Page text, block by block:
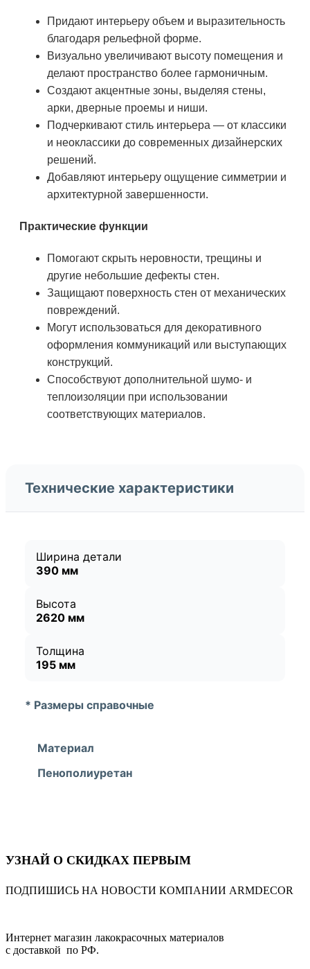
Придают интерьеру объем и выразительность
благодаря рельефной форме.
Визуально увеличивают высоту помещения и
делают пространство более гармоничным.
Создают акцентные зоны, выделяя стены,
арки, дверные проемы и ниши.
Подчеркивают стиль интерьера — от классики
и неоклассики до современных дизайнерских
решений.
Добавляют интерьеру ощущение симметрии и
архитектурной завершенности.
Практические функции
Помогают скрыть неровности, трещины и
другие небольшие дефекты стен.
Защищают поверхность стен от механических
повреждений.
Могут использоваться для декоративного
оформления коммуникаций или выступающих
конструкций.
Способствуют дополнительной шумо- и
теплоизоляции при использовании
соответствующих материалов.
Технические характеристики
Ширина детали
390 мм
Высота
2620 мм
Толщина
195 мм
* Размеры справочные
Материал
Пенополиуретан
УЗНАЙ О СКИДКАХ ПЕРВЫМ
ПОДПИШИСЬ НА НОВОСТИ КОМПАНИИ ARMDECOR
Интернет магазин лакокрасочных материалов
с доставкой по РФ.